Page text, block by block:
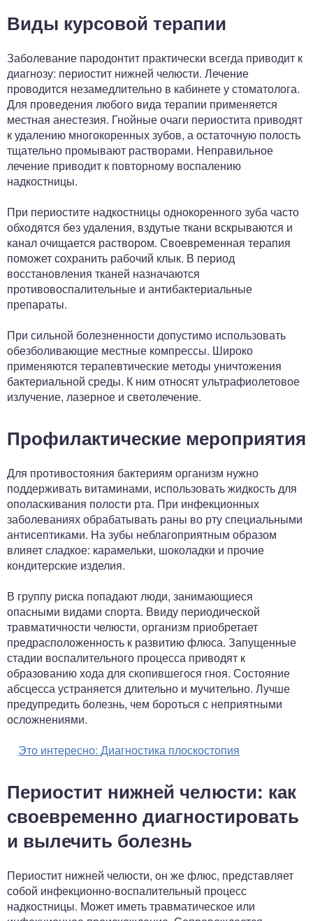
Виды курсовой терапии
Заболевание пародонтит практически всегда приводит к
диагнозу: периостит нижней челюсти. Лечение
проводится незамедлительно в кабинете у стоматолога.
Для проведения любого вида терапии применяется
местная анестезия. Гнойные очаги периостита приводят
к удалению многокоренных зубов, а остаточную полость
тщательно промывают растворами. Неправильное
лечение приводит к повторному воспалению
надкостницы.
При периостите надкостницы однокоренного зуба часто
обходятся без удаления, вздутые ткани вскрываются и
канал очищается раствором. Своевременная терапия
поможет сохранить рабочий клык. В период
восстановления тканей назначаются
противовоспалительные и антибактериальные
препараты.
При сильной болезненности допустимо использовать
обезболивающие местные компрессы. Широко
применяются терапевтические методы уничтожения
бактериальной среды. К ним относят ультрафиолетовое
излучение, лазерное и светолечение.
Профилактические мероприятия
Для противостояния бактериям организм нужно
поддерживать витаминами, использовать жидкость для
ополаскивания полости рта. При инфекционных
заболеваниях обрабатывать раны во рту специальными
антисептиками. На зубы неблагоприятным образом
влияет сладкое: карамельки, шоколадки и прочие
кондитерские изделия.
В группу риска попадают люди, занимающиеся
опасными видами спорта. Ввиду периодической
травматичности челюсти, организм приобретает
предрасположенность к развитию флюса. Запущенные
стадии воспалительного процесса приводят к
образованию хода для скопившегося гноя. Состояние
абсцесса устраняется длительно и мучительно. Лучше
предупредить болезнь, чем бороться с неприятными
осложнениями.
Это интересно: Диагностика плоскостопия
Периостит нижней челюсти: как
своевременно диагностировать
и вылечить болезнь
Периостит нижней челюсти, он же флюс, представляет
собой инфекционно-воспалительный процесс
надкостницы. Может иметь травматическое или